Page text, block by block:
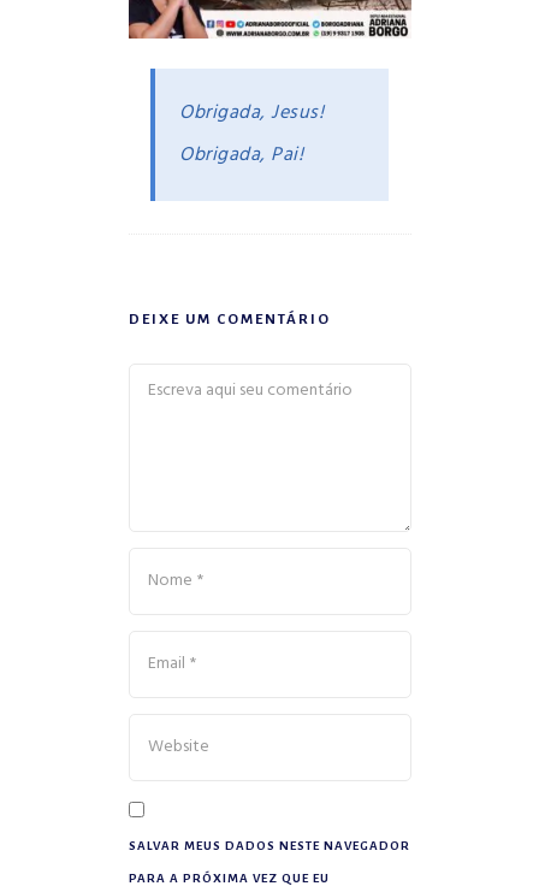
Obrigada, Jesus!
Obrigada, Pai!
DEIXE UM COMENTÁRIO
SALVAR MEUS DADOS NESTE NAVEGADOR
PARA A PRÓXIMA VEZ QUE EU